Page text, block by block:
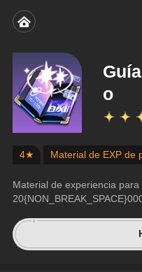
o
4★ Material de EXP de
Material de experiencia